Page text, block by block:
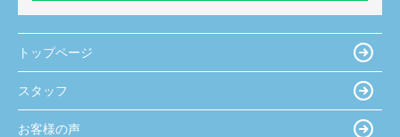
トップページ
スタッフ
お客様の声